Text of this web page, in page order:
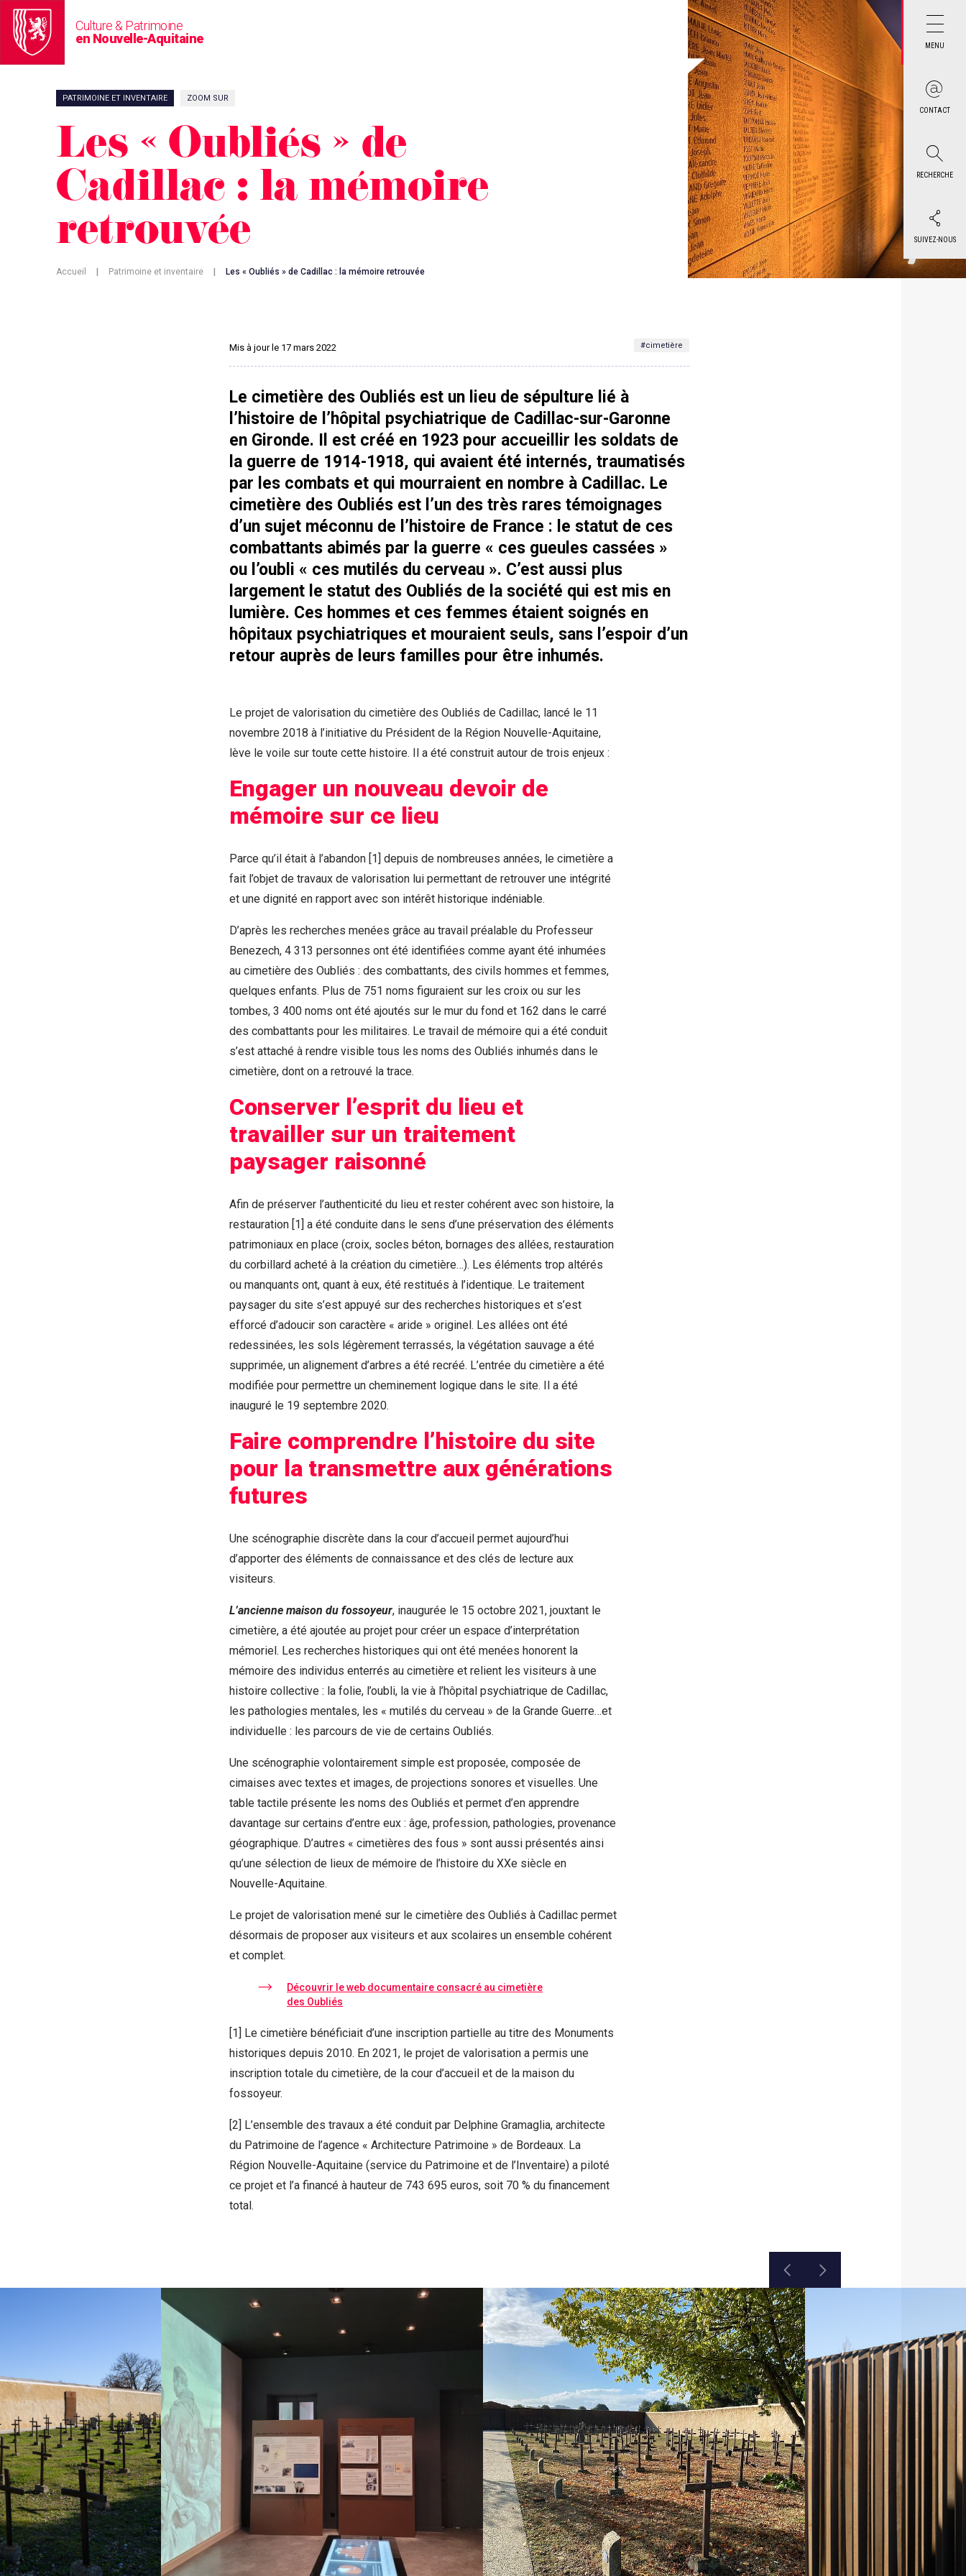
Culture & Patrimoine
en Nouvelle-Aquitaine
MENU
CONTACT
RECHERCHE
SUIVEZ-NOUS
PATRIMOINE ET INVENTAIRE ZOOM SUR
Les « Oubliés » de
Cadillac : la mémoire
retrouvée
Accueil Patrimoine et inventaire Les « Oubliés » de Cadillac : la mémoire retrouvée
Mis à jour le 17 mars 2022 #cimetière
Le cimetière des Oubliés est un lieu de sépulture lié à
l’histoire de l’hôpital psychiatrique de Cadillac-sur-Garonne
en Gironde. Il est créé en 1923 pour accueillir les soldats de
la guerre de 1914-1918, qui avaient été internés, traumatisés
par les combats et qui mourraient en nombre à Cadillac. Le
cimetière des Oubliés est l’un des très rares témoignages
d’un sujet méconnu de l’histoire de France : le statut de ces
combattants abimés par la guerre « ces gueules cassées »
ou l’oubli « ces mutilés du cerveau ». C’est aussi plus
largement le statut des Oubliés de la société qui est mis en
lumière. Ces hommes et ces femmes étaient soignés en
hôpitaux psychiatriques et mouraient seuls, sans l’espoir d’un
retour auprès de leurs familles pour être inhumés.
Le projet de valorisation du cimetière des Oubliés de Cadillac, lancé le 11
novembre 2018 à l’initiative du Président de la Région Nouvelle-Aquitaine,
lève le voile sur toute cette histoire. Il a été construit autour de trois enjeux :
Engager un nouveau devoir de
mémoire sur ce lieu
Parce qu’il était à l’abandon [1] depuis de nombreuses années, le cimetière a
fait l’objet de travaux de valorisation lui permettant de retrouver une intégrité
et une dignité en rapport avec son intérêt historique indéniable.
D’après les recherches menées grâce au travail préalable du Professeur
Benezech, 4 313 personnes ont été identifiées comme ayant été inhumées
au cimetière des Oubliés : des combattants, des civils hommes et femmes,
quelques enfants. Plus de 751 noms figuraient sur les croix ou sur les
tombes, 3 400 noms ont été ajoutés sur le mur du fond et 162 dans le carré
des combattants pour les militaires. Le travail de mémoire qui a été conduit
s’est attaché à rendre visible tous les noms des Oubliés inhumés dans le
cimetière, dont on a retrouvé la trace.
Conserver l’esprit du lieu et
travailler sur un traitement
paysager raisonné
Afin de préserver l’authenticité du lieu et rester cohérent avec son histoire, la
restauration [1] a été conduite dans le sens d’une préservation des éléments
patrimoniaux en place (croix, socles béton, bornages des allées, restauration
du corbillard acheté à la création du cimetière…). Les éléments trop altérés
ou manquants ont, quant à eux, été restitués à l’identique. Le traitement
paysager du site s’est appuyé sur des recherches historiques et s’est
efforcé d’adoucir son caractère « aride » originel. Les allées ont été
redessinées, les sols légèrement terrassés, la végétation sauvage a été
supprimée, un alignement d’arbres a été recréé. L’entrée du cimetière a été
modifiée pour permettre un cheminement logique dans le site. Il a été
inauguré le 19 septembre 2020.
Faire comprendre l’histoire du site
pour la transmettre aux générations
futures
Une scénographie discrète dans la cour d’accueil permet aujourd’hui
d’apporter des éléments de connaissance et des clés de lecture aux
visiteurs.
L’ancienne maison du fossoyeur, inaugurée le 15 octobre 2021, jouxtant le
cimetière, a été ajoutée au projet pour créer un espace d’interprétation
mémoriel. Les recherches historiques qui ont été menées honorent la
mémoire des individus enterrés au cimetière et relient les visiteurs à une
histoire collective : la folie, l’oubli, la vie à l’hôpital psychiatrique de Cadillac,
les pathologies mentales, les « mutilés du cerveau » de la Grande Guerre…et
individuelle : les parcours de vie de certains Oubliés.
Une scénographie volontairement simple est proposée, composée de
cimaises avec textes et images, de projections sonores et visuelles. Une
table tactile présente les noms des Oubliés et permet d’en apprendre
davantage sur certains d’entre eux : âge, profession, pathologies, provenance
géographique. D’autres « cimetières des fous » sont aussi présentés ainsi
qu’une sélection de lieux de mémoire de l’histoire du XXe siècle en
Nouvelle-Aquitaine.
Le projet de valorisation mené sur le cimetière des Oubliés à Cadillac permet
désormais de proposer aux visiteurs et aux scolaires un ensemble cohérent
et complet.
Découvrir le web documentaire consacré au cimetière
des Oubliés
[1] Le cimetière bénéficiait d’une inscription partielle au titre des Monuments
historiques depuis 2010. En 2021, le projet de valorisation a permis une
inscription totale du cimetière, de la cour d’accueil et de la maison du
fossoyeur.
[2] L’ensemble des travaux a été conduit par Delphine Gramaglia, architecte
du Patrimoine de l’agence « Architecture Patrimoine » de Bordeaux. La
Région Nouvelle-Aquitaine (service du Patrimoine et de l’Inventaire) a piloté
ce projet et l’a financé à hauteur de 743 695 euros, soit 70 % du financement
total.